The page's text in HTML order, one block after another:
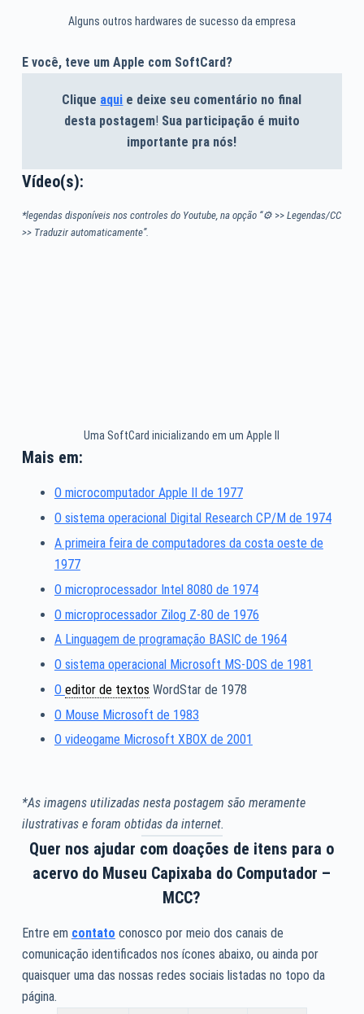
Alguns outros hardwares de sucesso da empresa
E você, teve um Apple com SoftCard?
Clique aqui e deixe seu comentário no final
desta postagem! Sua participação é muito
importante pra nós!
Vídeo(s):
*legendas disponíveis nos controles do Youtube, na opção “⚙>> Legendas/CC
>> Traduzir automaticamente”.
Uma SoftCard inicializando em um Apple II
Mais em:
O microcomputador Apple II de 1977
O sistema operacional Digital Research CP/M de 1974
A primeira feira de computadores da costa oeste de
1977
O microprocessador Intel 8080 de 1974
O microprocessador Zilog Z-80 de 1976
A Linguagem de programação BASIC de 1964
O sistema operacional Microsoft MS-DOS de 1981
O editor de textos WordStar de 1978
O Mouse Microsoft de 1983
O videogame Microsoft XBOX de 2001
*As imagens utilizadas nesta postagem são meramente
ilustrativas e foram obtidas da internet.
Quer nos ajudar com doações de itens para o
acervo do Museu Capixaba do Computador –
MCC?
Entre em contato conosco por meio dos canais de
comunicação identificados nos ícones abaixo, ou ainda por
quaisquer uma das nossas redes sociais listadas no topo da
página.